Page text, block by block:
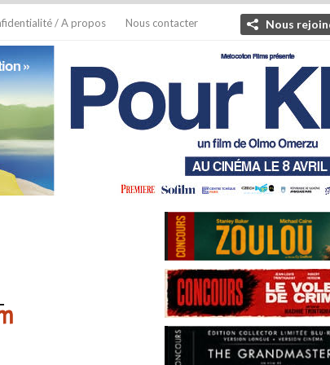
/ A propos Nous contacter Nous